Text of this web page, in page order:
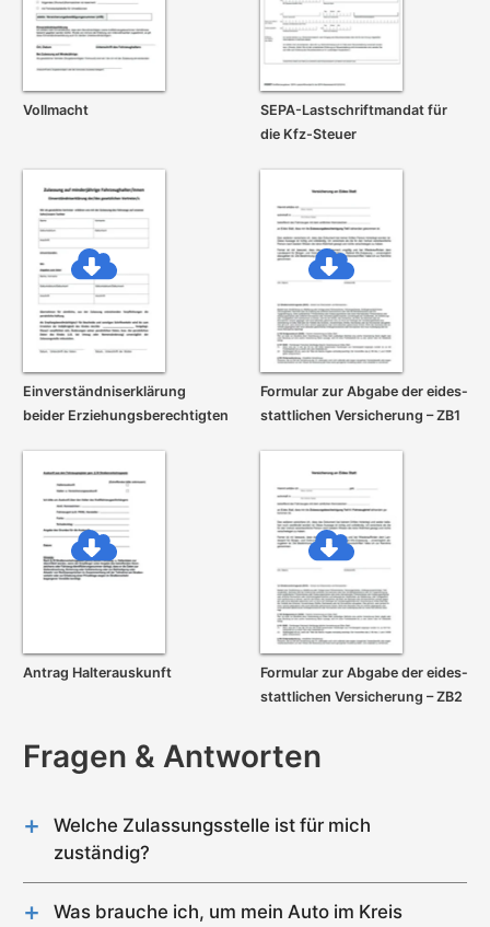
Vollmacht
SEPA-Lastschrift­mandat für
die Kfz-Steuer
Einverständnis­erklärung
beider Erziehungs­berechtigten
Formular zur Abgabe der eides­
stattlichen Versicherung – ZB1
Antrag Halterauskunft
Formular zur Abgabe der eides­
stattlichen Versicherung – ZB2
Fragen & Antworten
Welche Zulassungsstelle ist für mich
zuständig?
Im Kreis Steinburg gibt es genau 1 Zulassungsstelle
(Itzehoe).
Was brauche ich, um mein Auto im Kreis